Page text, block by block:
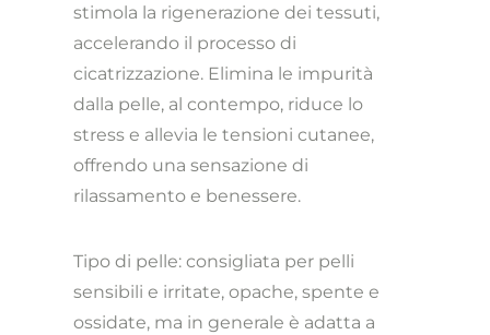
stimola la rigenerazione dei tessuti,
accelerando il processo di
cicatrizzazione. Elimina le impurità
dalla pelle, al contempo, riduce lo
stress e allevia le tensioni cutanee,
offrendo una sensazione di
rilassamento e benessere.
Tipo di pelle: consigliata per pelli
sensibili e irritate, opache, spente e
ossidate, ma in generale è adatta a